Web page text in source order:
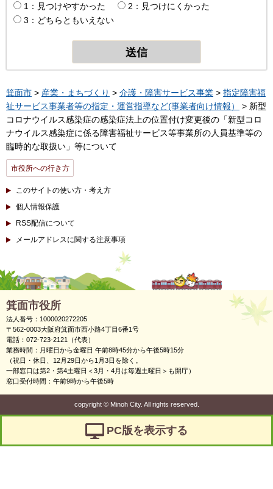
1：見つけやすかった
2：見つけにくかった
3：どちらともいえない
箕面市 > 産業・まちづくり > 介護・障害サービス事業 > 指定障害福
祉サービス事業者等の指定・運営指導など(事業者向け情報）
> 新型
コロナウイルス感染症の感染症法上の位置付け変更後の「新型コロ
ナウイルス感染症に係る障害福祉サービス等事業所の人員基準等の
臨時的な取扱い」等について
市役所への行き方
このサイトの使い方・考え方
個人情報保護
RSS配信について
メールアドレスに関する注意事項
箕面市役所
法人番号：1000020272205
〒562-0003大阪府箕面市西小路4丁目6番1号
電話：072-723-2121（代表）
業務時間：月曜日から金曜日 午前8時45分から午後5時15分
（祝日・休日、12月29日から1月3日を除く。
一部窓口は第2・第4土曜日＜3月・4月は毎週土曜日＞も開庁）
窓口受付時間：午前9時から午後5時
copyright ©Minoh City. All rights reserved.
PC版を表示する